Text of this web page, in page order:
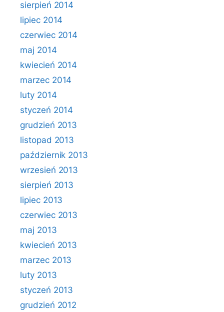
sierpień 2014
lipiec 2014
czerwiec 2014
maj 2014
kwiecień 2014
marzec 2014
luty 2014
styczeń 2014
grudzień 2013
listopad 2013
październik 2013
wrzesień 2013
sierpień 2013
lipiec 2013
czerwiec 2013
maj 2013
kwiecień 2013
marzec 2013
luty 2013
styczeń 2013
grudzień 2012